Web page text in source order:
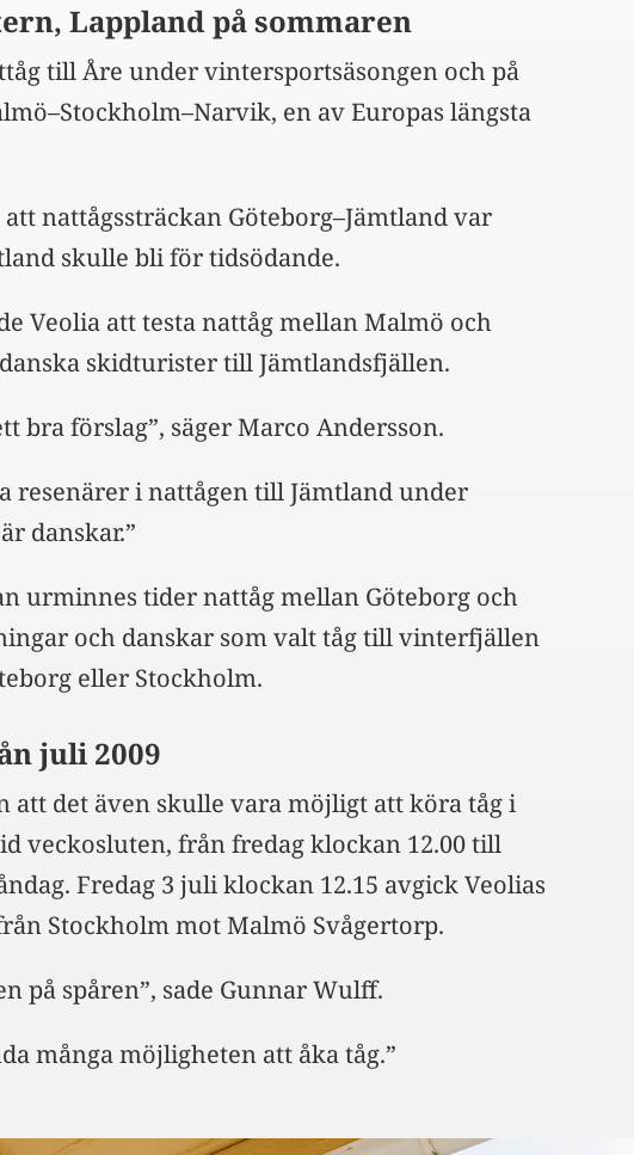
Lappland på sommaren
till Åre under vintersportsäsongen och på
en av Europas längsta
nattågssträckan Göteborg–Jämtland var
skulle bli för tidsödande.
Veolia att testa nattåg mellan Malmö och
skidturister till Jämtlandsfjällen.
bra förslag”, säger Marco Andersson.
resenärer i nattågen till Jämtland under
danskar.”
urminnes tider nattåg mellan Göteborg och
och danskar som valt tåg till vinterfjällen
eller Stockholm.
juli 2009
att det även skulle vara möjligt att köra tåg i
veckosluten, från fredag klockan 12.00 till
Fredag 3 juli klockan 12.15 avgick Veolias
Stockholm mot Malmö Svågertorp.
på spåren”, sade Gunnar Wulff.
många möjligheten att åka tåg.”